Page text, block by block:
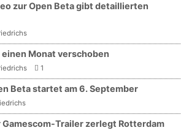
zur Open Beta gibt detaillierten
Monat verschoben
1
Beta startet am 6. September
Trailer zerlegt Rotterdam